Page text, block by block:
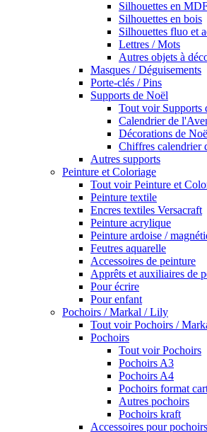
Silhouettes en
Silhouettes en bois
Silhouettes fluo et
Lettres / Mots
Autres objets à
Masques / Déguisements
Porte-clés / Pins
Supports de Noël
Tout voir Supports
Calendrier de
Décorations de
Chiffres calendrier
Autres supports
Peinture et Coloriage
Tout voir Peinture et
Peinture textile
Encres textiles Versacraft
Peinture acrylique
Peinture ardoise /
Feutres aquarelle
Accessoires de peinture
Apprêts et auxiliaires de
Pour écrire
Pour enfant
Pochoirs / Markal / Lily
Tout voir Pochoirs /
Pochoirs
Tout voir Pochoirs
Pochoirs A3
Pochoirs A4
Pochoirs format
Autres pochoirs
Pochoirs kraft
Accessoires pour pochoirs